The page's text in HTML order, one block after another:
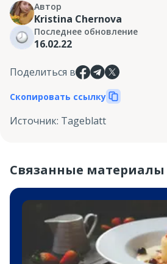
Автор
Kristina Chernova
Последнее обновление
16.02.22
Поделиться в
Скопировать ссылку
Источник: Tageblatt
Связанные материалы